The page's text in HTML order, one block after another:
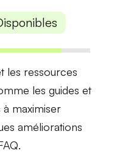
les ressources
les guides et
à maximiser
améliorations